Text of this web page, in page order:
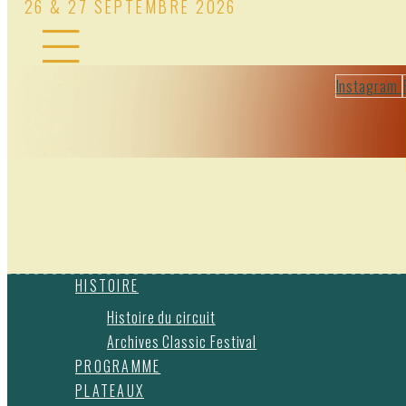
26 & 27 SEPTEMBRE 2026
Instagram
HISTOIRE
Histoire du circuit
Archives Classic Festival
PROGRAMME
PLATEAUX